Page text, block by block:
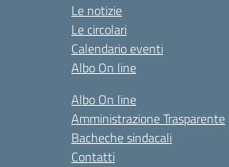
Le notizie
Le circolari
Calendario eventi
Albo On line
Albo On line
Amministrazione Trasparente
Bacheche sindacali
Contatti